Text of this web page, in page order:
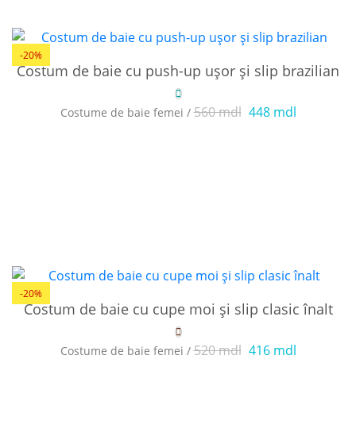
-20%
Costum de baie cu push-up ușor și slip brazilian
Costume de baie femei /560 mdl 448 mdl
-20%
Costum de baie cu cupe moi și slip clasic înalt
Costume de baie femei /520 mdl 416 mdl